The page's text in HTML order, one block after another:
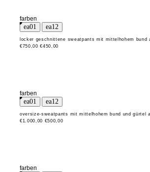
farben
locker geschnittene sweatpants mit mittelhohem bund
€750,00 €450,00
farben
oversize-sweatpants mit mittelhohem bund und gürtel
€1.000,00 €500,00
farben